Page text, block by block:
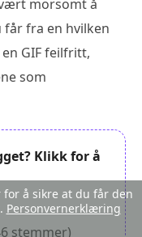
morsomt å
får fra en hvilken
GIF feilfritt,
som
Klikk for å
stemmer)
å sikre at du får den
Personvernerklæring